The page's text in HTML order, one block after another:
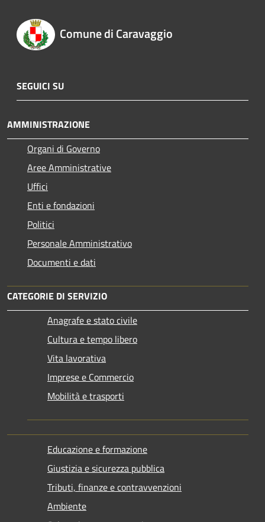
Comune di Caravaggio
SEGUICI SU
AMMINISTRAZIONE
Organi di Governo
Aree Amministrative
Uffici
Enti e fondazioni
Politici
Personale Amministrativo
Documenti e dati
CATEGORIE DI SERVIZIO
Anagrafe e stato civile
Cultura e tempo libero
Vita lavorativa
Imprese e Commercio
Mobilità e trasporti
Educazione e formazione
Giustizia e sicurezza pubblica
Tributi, finanze e contravvenzioni
Ambiente